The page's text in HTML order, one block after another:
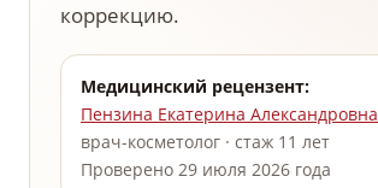
коррекцию.
Медицинский рецензент:
Пензина Екатерина Александровна
врач-косметолог · стаж 11 лет
Проверено 29 июля 2026 года